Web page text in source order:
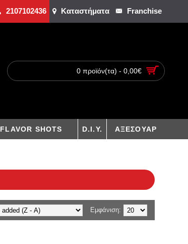
2107102436 Καταστήματα Franchise
0 προϊόν(τα) - 0,00€
FLAVOR SHOTS D.I.Y. ΑΞΕΣΟΥΑΡ
Εμφάνιση: